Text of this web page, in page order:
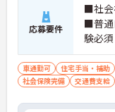
応募要件
■社会
■普通
験必
セル
車通勤可 住宅手当・補助
社会保険完備
交通費支給